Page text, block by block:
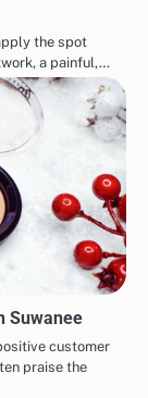
the spot
a painful,…
Suwanee
customer
praise the